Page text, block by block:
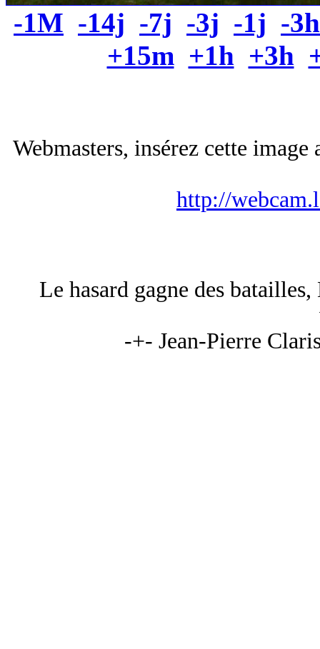
-1M -14j -7j -3j -1j -3h
+15m +1h +3h
Webmasters, insérez cette
http://
Le hasard gagne des
-+- Jean-Pierre